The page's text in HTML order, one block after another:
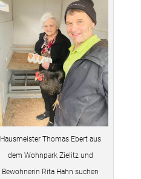
Hausmeister Thomas Ebert aus
dem Wohnpark Zielitz und
Bewohnerin Rita Hahn suchen